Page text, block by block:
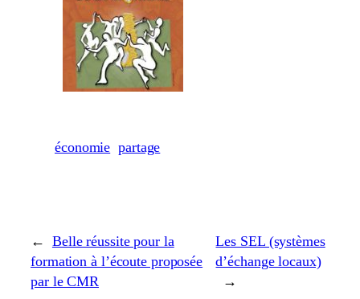
économie partage
← Belle réussite pour la
formation à l’écoute proposée
par le CMR
Les SEL (systèmes
d’échange locaux)
→